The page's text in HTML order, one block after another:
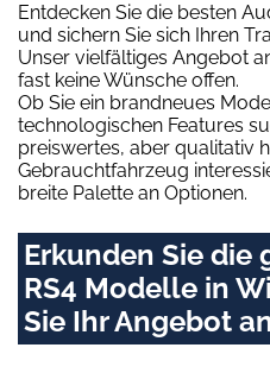
Entdecken Sie die besten
und sichern Sie sich Ihren
Unser vielfältiges Angebot
fast keine Wünsche offen.
Ob Sie ein brandneues
technologischen Features
preiswertes, aber qualitativ
Gebrauchtfahrzeug
breite Palette an Optionen.
Erkunden Sie die
RS4 Modelle in
Sie Ihr Angebot